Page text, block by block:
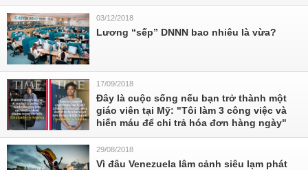
03/12/2018
Lương “sếp” DNNN bao nhiêu là vừa?
17/09/2018
Đây là cuộc sống nếu bạn trở thành một
giáo viên tại Mỹ: "Tôi làm 3 công việc và
hiến máu để chi trả hóa đơn hàng ngày"
29/08/2018
Vì đâu Venezuela lâm cảnh siêu lạm phát